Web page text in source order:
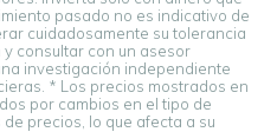
pasado no es indicativo de
cuidadosamente su tolerancia
consultar con un asesor
investigación independiente
* Los precios mostrados en
por cambios en el tipo de
precios, lo que afecta a su